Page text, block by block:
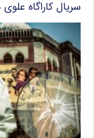
سریال کاراگاه علوی دو